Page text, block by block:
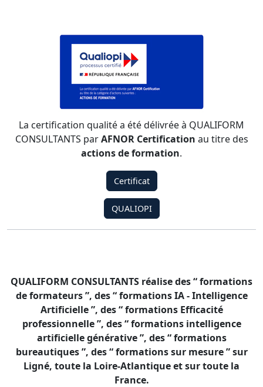
La certification qualité a été délivrée à QUALIFORM
CONSULTANTS parAFNOR Certification au titre des
actions de formation.
Certificat
QUALIOPI
QUALIFORM CONSULTANTS réalise des “ formations
de formateurs ”, des “ formations IA - Intelligence
Artificielle ”, des “ formations Efficacité
professionnelle ”, des “ formations intelligence
artificielle générative ”, des “ formations
bureautiques ”, des “ formations sur mesure ” sur
Ligné, toute la Loire-Atlantique et sur toute la
France.